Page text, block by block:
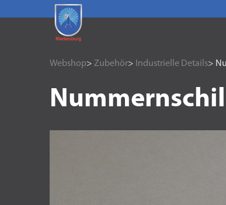
Webshop> Zubehör> Industrielle Details>